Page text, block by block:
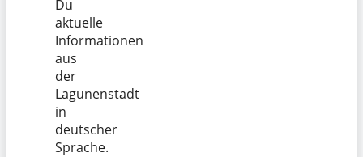
Du
aktuelle
Informationen
aus
der
Lagunenstadt
in
deutscher
Sprache.